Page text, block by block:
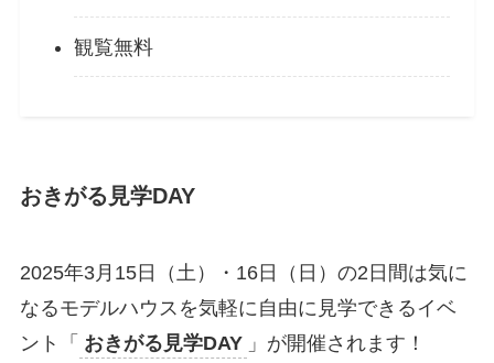
観覧無料
おきがる見学DAY
2025年3月15日（土）・16日（日）の2日間は気に
なるモデルハウスを気軽に自由に見学できるイベ
ント「 おきがる見学DAY 」が開催されます！